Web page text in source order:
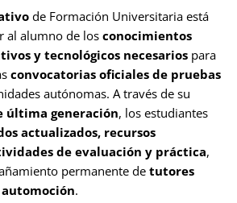
de Formación Universitaria está
al alumno de los conocimientos
y tecnológicos necesarios para
convocatorias oficiales de pruebas
autónomas. A través de su
última generación, los estudiantes
actualizados, recursos
de evaluación y práctica,
permanente de tutores
.